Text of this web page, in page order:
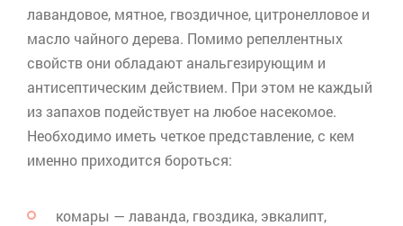
лавандовое, мятное, гвоздичное, цитронелловое и
масло чайного дерева. Помимо репеллентных
свойств они обладают анальгезирующим и
антисептическим действием. При этом не каждый
из запахов подействует на любое насекомое.
Необходимо иметь четкое представление, с кем
именно приходится бороться:
комары — лаванда, гвоздика, эвкалипт,